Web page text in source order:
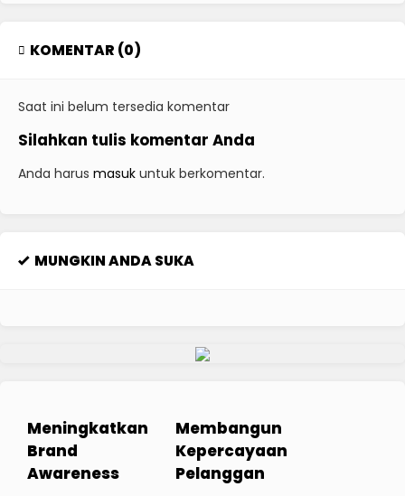
KOMENTAR (0)
Saat ini belum tersedia komentar
Silahkan tulis komentar Anda
Anda harus masuk untuk berkomentar.
MUNGKIN ANDA SUKA
Meningkatkan
Brand
Awareness
Membangun
Kepercayaan
Pelanggan